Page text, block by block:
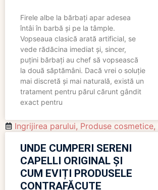
Firele albe la bărbați apar adesea
întâi în barbă și pe la tâmple.
Vopseaua clasică arată artificial, se
vede rădăcina imediat și, sincer,
puțini bărbați au chef să vopsească
la două săptămâni. Dacă vrei o soluție
mai discretă și mai naturală, există un
tratament pentru părul cărunt gândit
exact pentru
Ingrijirea parului, Produse cosmetice,
UNDE CUMPERI SERENI
CAPELLI ORIGINAL ȘI
CUM EVIȚI PRODUSELE
CONTRAFĂCUTE